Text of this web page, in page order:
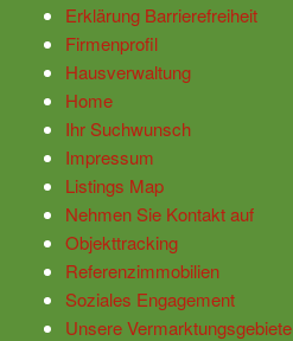
Erklärung Barrierefreiheit
Firmenprofil
Hausverwaltung
Home
Ihr Suchwunsch
Impressum
Listings Map
Nehmen Sie Kontakt auf
Objekttracking
Referenzimmobilien
Soziales Engagement
Unsere Vermarktungsgebiete